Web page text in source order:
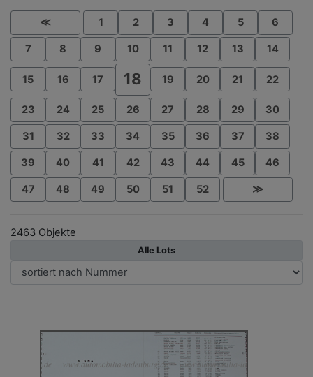
≪ 1 2 3 4 5 6
7 8 9 10 11 12 13 14
15 16 17 18 19 20 21 22
23 24 25 26 27 28 29 30
31 32 33 34 35 36 37 38
39 40 41 42 43 44 45 46
47 48 49 50 51 52 ≫
2463 Objekte
Alle Lots